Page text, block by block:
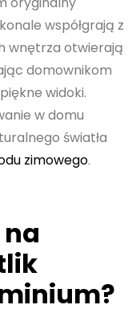
współgrają z
wnętrza otwierają
domownikom
widoki.
w domu
światła
zimowego.